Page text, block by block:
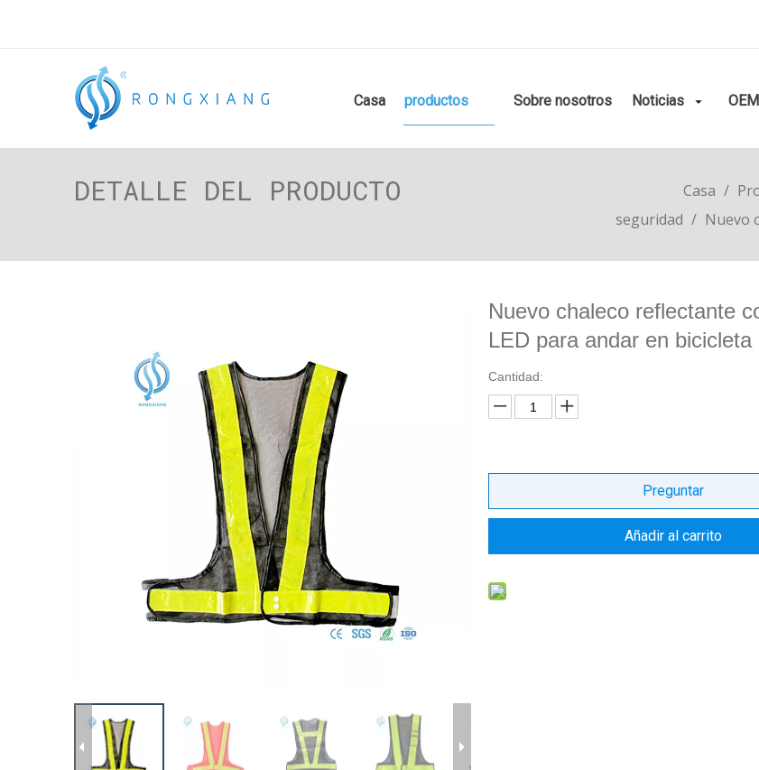
Casa productos Sobre nosotros Noticias
DETALLE DEL PRODUCTO Casa /
seguridad / Nuevo
Nuevo chaleco reflectante
LED para andar en bicicleta
Cantidad:
Preguntar
Añadir al carrito